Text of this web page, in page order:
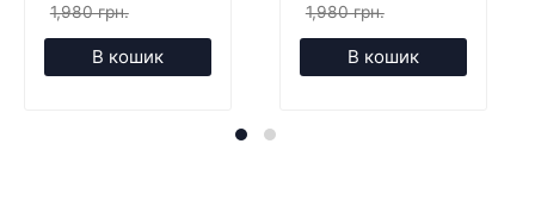
1,980 грн.
В кошик
1,980 грн.
В кошик